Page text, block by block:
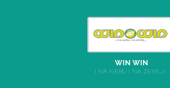
WIN WIN
I NA NEBU I NA ZEMLJI...